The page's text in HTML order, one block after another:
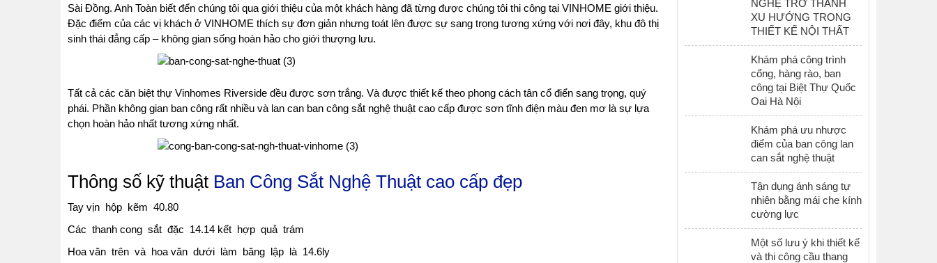
Sài Đồng. Anh Toàn biết đến chúng tôi qua giới thiệu của một khách hàng đã từng được chúng tôi thi công tại VINHOME giới thiệu.
Đặc điểm của các vị khách ở VINHOME thích sự đơn giản nhưng toát lên được sự sang trọng tương xứng với nơi đây, khu đô thị
sinh thái đẳng cấp – không gian sống hoàn hảo cho giới thượng lưu.
Tất cả các căn biệt thự Vinhomes Riverside đều được sơn trắng. Và được thiết kế theo phong cách tân cổ điển sang trọng, quý
phái. Phần không gian ban công rất nhiều và lan can ban công sắt nghệ thuật cao cấp được sơn tĩnh điện màu đen mơ là sự lựa
chọn hoàn hảo nhất tương xứng nhất.
Thông số kỹ thuật Ban Công Sắt Nghệ Thuật cao cấp đẹp
Tay vịn hộp kẽm 40.80
Các thanh cong sắt đặc 14.14 kết hợp quả trám
Hoa văn trên và hoa văn dưới làm băng lập là 14.6ly
NGHỆ TRỞ THÀNH
XU HƯỚNG TRONG
THIẾT KẾ NỘI THẤT
Khám phá công trình
cổng, hàng rào, ban
công tại Biệt Thự Quốc
Oai Hà Nội
Khám phá ưu nhược
điểm của ban công lan
can sắt nghệ thuật
Tận dụng ánh sáng tự
nhiên bằng mái che kính
cường lực
Một số lưu ý khi thiết kế
và thi công cầu thang